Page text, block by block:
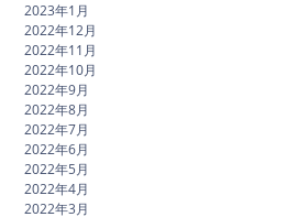
2023年1月
2022年12月
2022年11月
2022年10月
2022年9月
2022年8月
2022年7月
2022年6月
2022年5月
2022年4月
2022年3月